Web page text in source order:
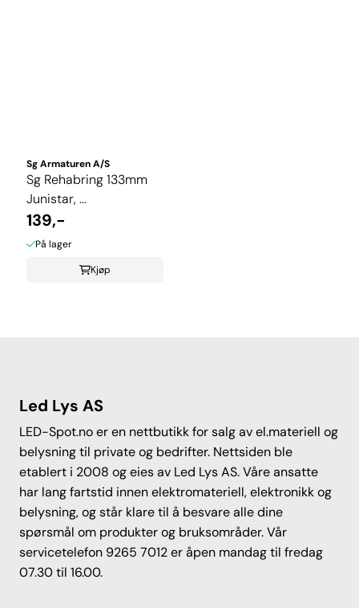
Sg Armaturen A/S
Sg Rehabring 133mm
Junistar, ...
139,-
På lager
Kjøp
Led Lys AS
LED-Spot.no er en nettbutikk for salg av el.materiell og
belysning til private og bedrifter. Nettsiden ble
etablert i 2008 og eies av Led Lys AS. Våre ansatte
har lang fartstid innen elektromateriell, elektronikk og
belysning, og står klare til å besvare alle dine
spørsmål om produkter og bruksområder. Vår
servicetelefon 9265 7012 er åpen mandag til fredag
07.30 til 16.00.